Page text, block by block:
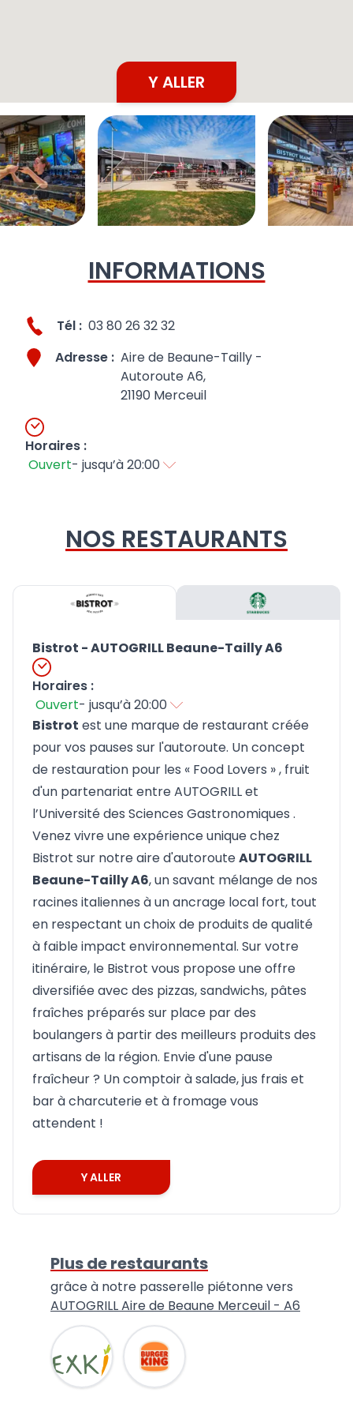
Y ALLER
INFORMATIONS
Tél : 03 80 26 32 32
Adresse : Aire de Beaune-Tailly -
Autoroute A6,
21190 Merceuil
Horaires :
Ouvert- jusqu’à 20:00
NOS RESTAURANTS
Bistrot - AUTOGRILL Beaune-Tailly A6
Horaires :
Ouvert- jusqu’à 20:00
Bistrot est une marque de restaurant créée
pour vos pauses sur l'autoroute. Un concept
de restauration pour les « Food Lovers » , fruit
d'un partenariat entre AUTOGRILL et
l’Université des Sciences Gastronomiques .
Venez vivre une expérience unique chez
Bistrot sur notre aire d'autorouteAUTOGRILL
Beaune-Tailly A6, un savant mélange de nos
racines italiennes à un ancrage local fort, tout
en respectant un choix de produits de qualité
à faible impact environnemental. Sur votre
itinéraire, le Bistrot vous propose une offre
diversifiée avec des pizzas, sandwichs, pâtes
fraîches préparés sur place par des
boulangers à partir des meilleurs produits des
artisans de la région. Envie d'une pause
fraîcheur ? Un comptoir à salade, jus frais et
bar à charcuterie et à fromage vous
attendent !
Y ALLER
Plus de restaurants
grâce à notre passerelle piétonne vers
AUTOGRILL Aire de Beaune Merceuil - A6